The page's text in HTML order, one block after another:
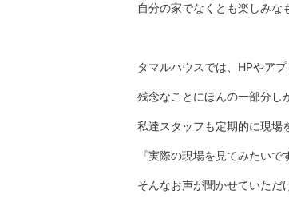
自分の家でなくとも楽しみな
タマルハウスでは、HPやア
残念なことにほんの一部分し
私達スタッフも定期的に現場
『実際の現場を見てみたいで
そんなお声が聞かせていただ